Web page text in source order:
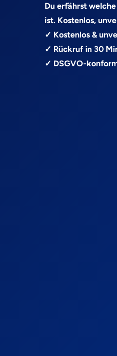
Du erfährst
ist. Kostenlos,
✓ Kostenlos &
✓ Rückruf in 30
✓ DSGVO-